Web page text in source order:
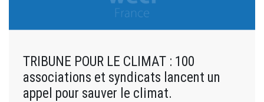
TRIBUNE POUR LE CLIMAT : 100
associations et syndicats lancent un
appel pour sauver le climat.